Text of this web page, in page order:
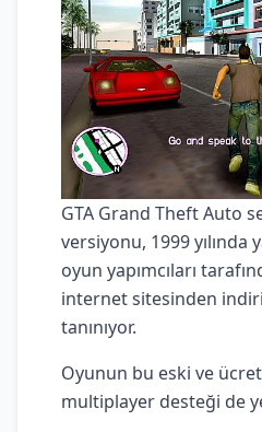
GTA Grand Theft Auto
versiyonu, 1999 yılında
oyun yapımcıları
internet sitesinden
tanınıyor.
Oyunun bu eski ve
multiplayer desteği de